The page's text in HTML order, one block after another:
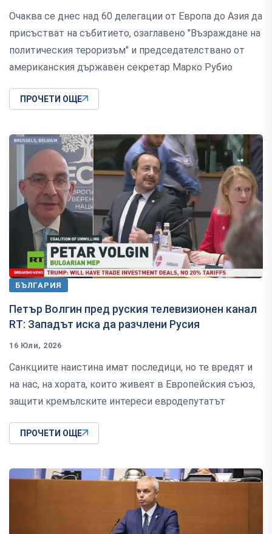
Очаква се днес над 60 делегации от Европа до Азия да
присъстват на събитието, озаглавено "Възраждане на
политическия тероризъм" и председателствано от
американския държавен секретар Марко Рубио
ПРОЧЕТИ ОЩЕ
БЪЛГАРИЯ
Петър Волгин пред руския телевизионен канал
RТ: Западът иска да разчлени Русия
16 Юли, 2026
Санкциите наистина имат последици, но те вредят и
на нас, на хората, които живеят в Европейския съюз,
защити кремълските интереси евродепутатът
ПРОЧЕТИ ОЩЕ